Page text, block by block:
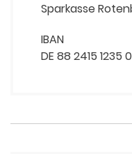
Sparkasse
IBAN
DE 88 2415 1235